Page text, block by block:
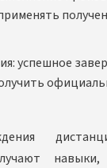
успешное